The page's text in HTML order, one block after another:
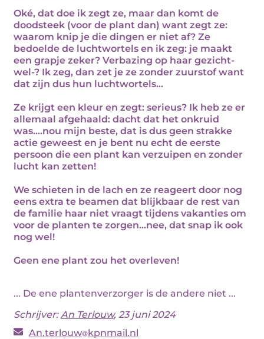
Oké, dat doe ik zegt ze, maar dan komt de
doodsteek (voor de plant dan) want zegt ze:
waarom knip je die dingen er niet af? Ze
bedoelde de luchtwortels en ik zeg: je maakt
een grapje zeker? Verbazing op haar gezicht-
wel-? Ik zeg, dan zet je ze zonder zuurstof want
dat zijn dus hun luchtwortels…
Ze krijgt een kleur en zegt: serieus? Ik heb ze er
allemaal afgehaald: dacht dat het onkruid
was….nou mijn beste, dat is dus geen strakke
actie geweest en je bent nu echt de eerste
persoon die een plant kan verzuipen en zonder
lucht kan zetten!
We schieten in de lach en ze reageert door nog
eens extra te beamen dat blijkbaar de rest van
de familie haar niet vraagt tijdens vakanties om
voor de planten te zorgen…nee, dat snap ik ook
nog wel!
Geen ene plant zou het overleven!
... De ene plantenverzorger is de andere niet ...
Schrijver:An Terlouw, 23 juni 2024
An.terlouw kpnmail.nl